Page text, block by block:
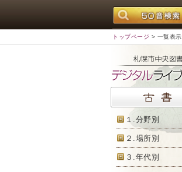
トップページ > 一覧表示
１.分野別
２.場所別
３.年代別